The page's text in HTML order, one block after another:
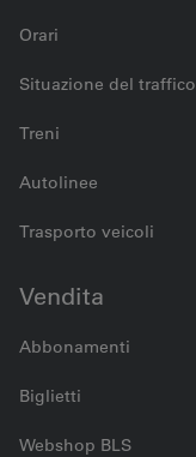
Orari
Situazione del traffico
Treni
Autolinee
Trasporto veicoli
Vendita
Abbonamenti
Biglietti
Webshop BLS